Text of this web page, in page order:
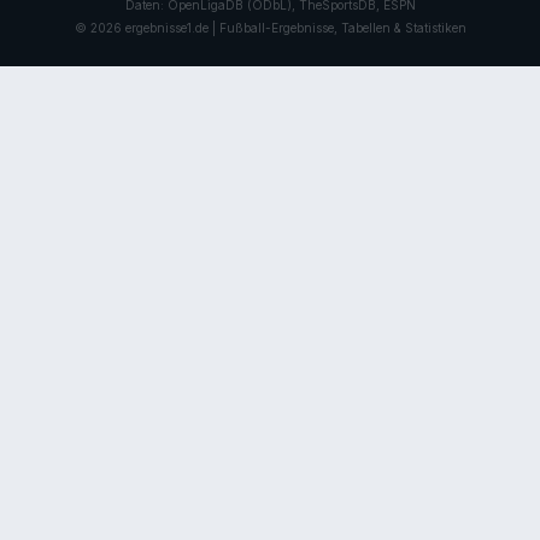
Daten: OpenLigaDB (ODbL), TheSportsDB, ESPN
© 2026 ergebnisse1.de | Fußball-Ergebnisse, Tabellen & Statistiken